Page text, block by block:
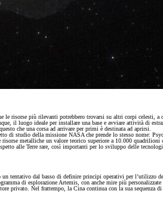
più rilevanti potrebbero trovarsi su altri corpi celesti, a
il luogo ideale per installare una base e avviare attività di
che una corsa ad arrivare per primi è destinata ad aprirsi.
studio della missione NASA che prende lo stesso nome:
metalliche un valore teorico superiore a 10.000
alle Terre rare, così importanti per lo sviluppo delle
tentativo dal basso di definire principi operativi per l’utilizzo
di esplorazione Artemis, con anche mire più
Nel frattempo, la Cina continua con la sua sequenza